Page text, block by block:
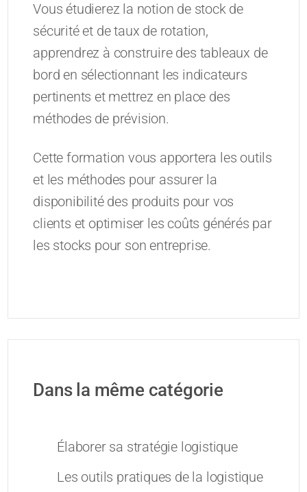
Vous étudierez la notion de stock de
sécurité et de taux de rotation,
apprendrez à construire des tableaux de
bord en sélectionnant les indicateurs
pertinents et mettrez en place des
méthodes de prévision.
Cette formation vous apportera les outils
et les méthodes pour assurer la
disponibilité des produits pour vos
clients et optimiser les coûts générés par
les stocks pour son entreprise.
Dans la même catégorie
Élaborer sa stratégie logistique
Les outils pratiques de la logistique